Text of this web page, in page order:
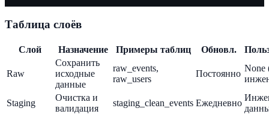
Таблица слоёв
Слой Назначение Примеры таблиц Обновл.
Raw
Сохранить
исходные
данные
raw_events,
raw_users
Постоянно
None
Staging
Очистка и
валидация
staging_clean_events Ежедневно